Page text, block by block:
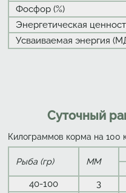
Фосфор (%)
Энергетическая
Усваиваемая энергия
Суточный
Килограммов корма на 100
Рыба (гр) ММ
40-100 3